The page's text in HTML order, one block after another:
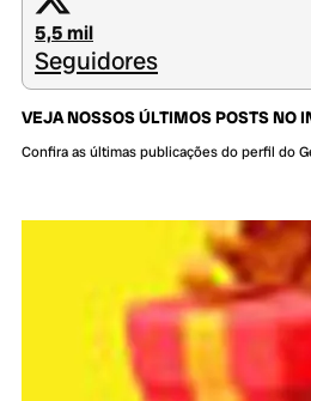
5,5 mil
Seguidores
VEJA NOSSOS ÚLTIMOS POSTS NO
Confira as últimas publicações do perfil do